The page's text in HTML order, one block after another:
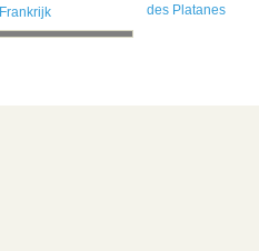
Frankrijk des Platanes